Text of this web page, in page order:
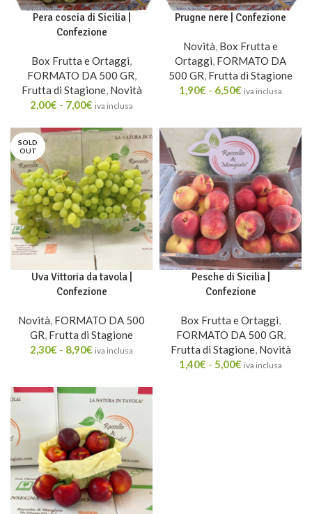
Pera coscia di Sicilia |
Confezione
Box Frutta e Ortaggi,
FORMATO DA 500 GR,
Frutta di Stagione, Novità
2,00€ - 7,00€ iva inclusa
Prugne nere | Confezione
Novità, Box Frutta e
Ortaggi, FORMATO DA
500 GR, Frutta di Stagione
1,90€ - 6,50€ iva inclusa
SOLD
OUT
Uva Vittoria da tavola |
Confezione
Novità, FORMATO DA 500
GR, Frutta di Stagione
2,30€ - 8,90€ iva inclusa
Pesche di Sicilia |
Confezione
Box Frutta e Ortaggi,
FORMATO DA 500 GR,
Frutta di Stagione, Novità
1,40€ - 5,00€ iva inclusa